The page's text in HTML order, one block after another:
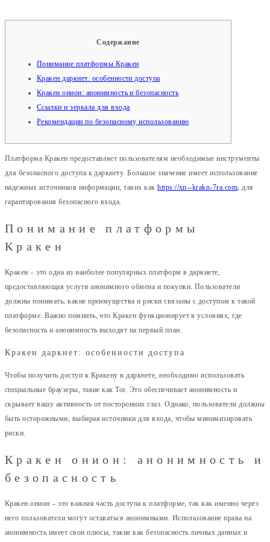
Содержание
Понимание платформы Кракен
Кракен даркнет: особенности доступа
Кракен онион: анонимность и безопасность
Ссылки и зеркала для входа
Рекомендации по безопасному использованию
Платформа Кракен предоставляет пользователям необходимые инструменты
для безопасного доступа к даркнету. Большое значение имеет использование
надежных источников информации, таких какhttps://xn--krakn-7ra.com, для
гарантирования безопасного входа.
Понимание платформы
Кракен
Кракен – это одна из наиболее популярных платформ в даркнете,
предоставляющая услуги анонимного обмена и покупки. Пользователи
должны понимать, какие преимущества и риски связаны с доступом к такой
платформе. Важно помнить, что Кракен функционирует в условиях, где
безопасность и анонимность выходят на первый план.
Кракен даркнет: особенности доступа
Чтобы получить доступ к Кракену в даркнете, необходимо использовать
специальные браузеры, такие как Tor. Это обеспечивает анонимность и
скрывает вашу активность от посторонних глаз. Однако, пользователи должны
быть осторожными, выбирая источники для входа, чтобы минимизировать
риски.
Кракен онион: анонимность и
безопасность
Кракен онион – это важная часть доступа к платформе, так как именно через
него пользователи могут оставаться анонимными. Использование права на
анонимность имеет свои плюсы, такие как безопасность личных данных и